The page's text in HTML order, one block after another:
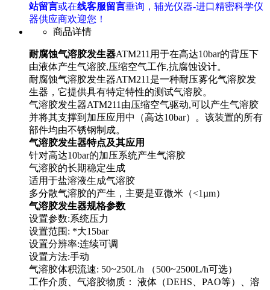
站留言或在线客服留言垂询，辅光仪器-进口精密科学仪
器供应商欢迎您！
商品详情
耐腐蚀气溶胶发生器ATM211用于在高达10bar的背压下
由液体产生气溶胶,压缩空气工作,抗腐蚀设计。
耐腐蚀气溶胶发生器ATM211是一种耐压雾化气溶胶发
生器，它提供具有特定特性的测试气溶胶。
气溶胶发生器ATM211由压缩空气驱动,可以产生气溶胶
并将其支撑到加压应用中（高达10bar）。该装置的所有
部件均由不锈钢制成。
气溶胶发生器特点及其应用
针对高达10bar的加压系统产生气溶胶
气溶胶的长期稳定生成
适用于盐溶液生成气溶胶
多分散气溶胶的产生，主要是亚微米（<1µm）
气溶胶发生器规格参数
设置参数:系统压力
设置范围: *大15bar
设置分辨率:连续可调
设置方法:手动
气溶胶体积流速: 50~250L/h （500~2500L/h可选）
工作介质、气溶胶物质： 液体（DEHS、PAO等）、溶